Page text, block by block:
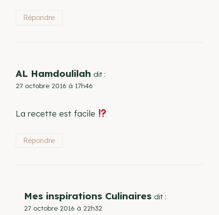
Répondre
AL Hamdoulilah dit :
27 octobre 2016 à 17h46
La recette est facile
Répondre
Mes inspirations Culinaires dit :
27 octobre 2016 à 22h32